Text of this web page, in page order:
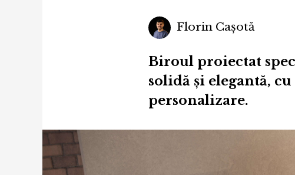
Florin Cașotă
Biroul proiectat
solidă și elegantă,
personalizare.